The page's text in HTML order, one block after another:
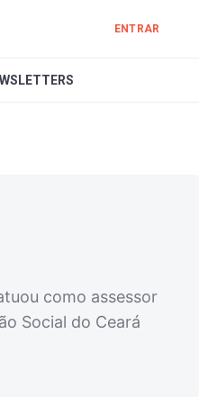
ENTRAR
como assessor
Social do Ceará